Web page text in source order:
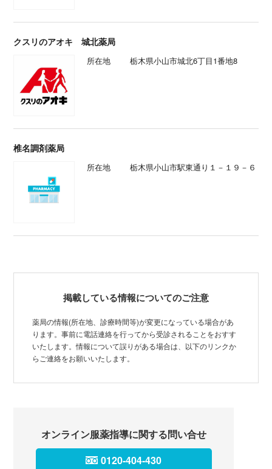
クスリのアオキ 城北薬局
所在地 栃木県小山市城北6丁目1番地8
椎名調剤薬局
所在地 栃木県小山市駅東通り１－１９－６
掲載している情報についてのご注意
薬局の情報(所在地、診療時間等)が変更になっている場合があ
ります。事前に電話連絡を行ってから受診されることをおすす
いたします。情報について誤りがある場合は、以下のリンクか
らご連絡をお願いいたします。
オンライン服薬指導に関する問い合せ
0120-404-430